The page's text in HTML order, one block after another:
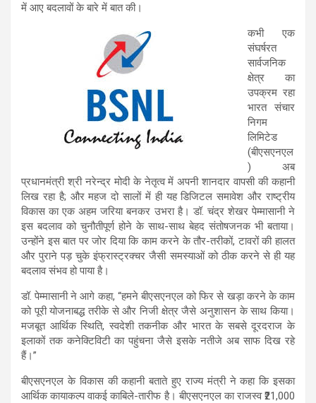
में आए बदलावों के बारे में बात की।
कभी एक
संघर्षरत
सार्वजनिक
क्षेत्र का
उपक्रम रहा
भारत संचार
निगम
लिमिटेड
(बीएसएनएल
) अब
प्रधानमंत्री श्री नरेन्द्र मोदी के नेतृत्व में अपनी शानदार वापसी की कहानी
लिख रहा है; और महज दो सालों में ही यह डिजिटल समावेश और राष्ट्रीय
विकास का एक अहम जरिया बनकर उभरा है। डॉ. चंद्र शेखर पेम्मासानी ने
इस बदलाव को चुनौतीपूर्ण होने के साथ-साथ बेहद संतोषजनक भी बताया।
उन्होंने इस बात पर जोर दिया कि काम करने के तौर-तरीकों, टावरों की हालत
और पुराने पड़ चुके इंफ्रास्ट्रक्चर जैसी समस्याओं को ठीक करने से ही यह
बदलाव संभव हो पाया है।
डॉ. पेम्मासानी ने आगे कहा, “हमने बीएसएनएल को फिर से खड़ा करने के काम
को पूरी योजनाबद्ध तरीके से और निजी क्षेत्र जैसे अनुशासन के साथ किया।
मजबूत आर्थिक स्थिति, स्वदेशी तकनीक और भारत के सबसे दूरदराज के
इलाकों तक कनेक्टिविटी का पहुंचना जैसे इसके नतीजे अब साफ दिख रहे
हैं।”
बीएसएनएल के विकास की कहानी बताते हुए राज्य मंत्री ने कहा कि इसका
आर्थिक कायाकल्प वाकई काबिले-तारीफ है। बीएसएनएल का राजस्व ₹21,000